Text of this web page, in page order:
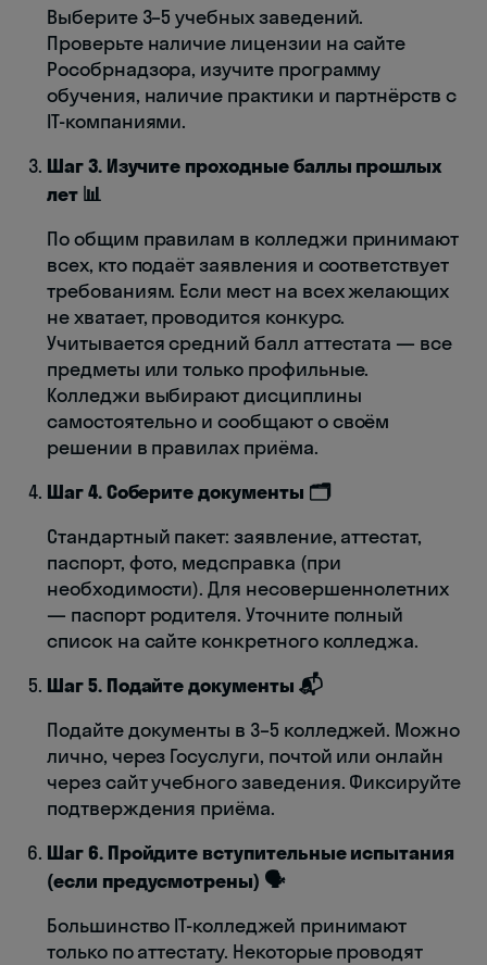
Выберите 3–5 учебных заведений.
Проверьте наличие лицензии на сайте
Рособрнадзора, изучите программу
обучения, наличие практики и партнёрств с
IT-компаниями.
Шаг 3. Изучите проходные баллы прошлых
лет 📊
По общим правилам в колледжи принимают
всех, кто подаёт заявления и соответствует
требованиям. Если мест на всех желающих
не хватает, проводится конкурс.
Учитывается средний балл аттестата — все
предметы или только профильные.
Колледжи выбирают дисциплины
самостоятельно и сообщают о своём
решении в правилах приёма.
Шаг 4. Соберите документы 🗂️
Стандартный пакет: заявление, аттестат,
паспорт, фото, медсправка (при
необходимости). Для несовершеннолетних
— паспорт родителя. Уточните полный
список на сайте конкретного колледжа.
Шаг 5. Подайте документы 📬
Подайте документы в 3–5 колледжей. Можно
лично, через Госуслуги, почтой или онлайн
через сайт учебного заведения. Фиксируйте
подтверждения приёма.
Шаг 6. Пройдите вступительные испытания
(если предусмотрены) 🗣️
Большинство IT-колледжей принимают
только по аттестату. Некоторые проводят